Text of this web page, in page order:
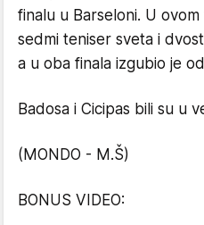
finalu u Barseloni. U
sedmi teniser sveta i
a u oba finala izgubio je
Badosa i Cicipas bili su u
(MONDO - M.Š)
BONUS VIDEO: